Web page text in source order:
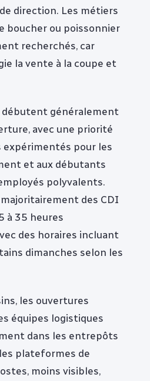
direction. Les métiers
boucher ou poissonnier
recherchés, car
la vente à la coupe et
généralement
avec une priorité
expérimentés pour les
et aux débutants
polyvalents.
des CDI
à 35 heures
des horaires incluant
dimanches selon les
les ouvertures
équipes logistiques
dans les entrepôts
plateformes de
moins visibles,